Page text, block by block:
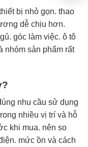
bị nhỏ gọn. thao
dễ chịu hơn.
góc làm việc. ô tô
nhóm sản phẩm rất
nhu cầu sử dụng
nhiều vị trí và hỗ
khi mua. nên so
mức ồn và cách